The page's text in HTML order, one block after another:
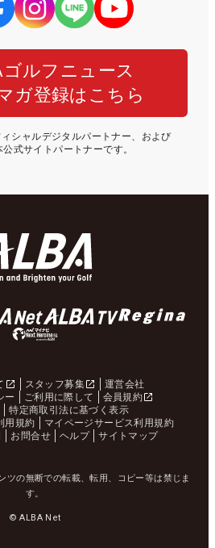
ゴルフニュース
ガ登録はこちら
シャルデジタルパートナー、および
公式サイトパートナーです。
スタッフ募集
運営会社
ー
ご利用に際して
会員規約
特定商取引法に基づく表示
用規約
マイページサービス利用規約
お問合せ ヘルプ サイトマップ
ツの無断での転載、転用、コピー等は禁じま
す。
© ALBA Net